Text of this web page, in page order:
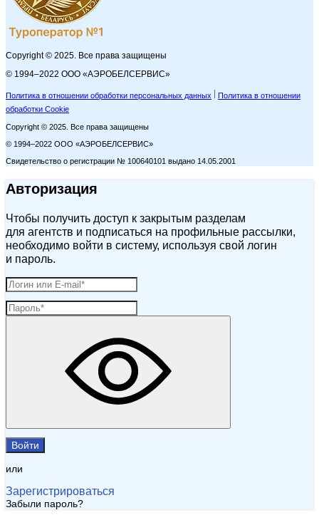
Copyright © 2025. Все права защищены
© 1994–2022 ООО «АЭРОБЕЛСЕРВИС»
Политика в отношении обработки персональных данных
Политика в отношении
обработки Cookie
Copyright © 2025. Все права защищены
© 1994–2022 ООО «АЭРОБЕЛСЕРВИС»
Свидетельство о регистрации № 100640101 выдано 14.05.2001
Авторизация
Чтобы получить доступ к закрытым разделам
для агентств и подписаться на профильные рассылки,
необходимо войти в систему, используя свой логин
и пароль.
Войти
или
Зарегистрироваться
Забыли пароль?